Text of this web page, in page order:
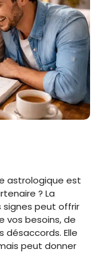
astrologique est
? La
peut offrir
vos besoins, de
désaccords. Elle
peut donner